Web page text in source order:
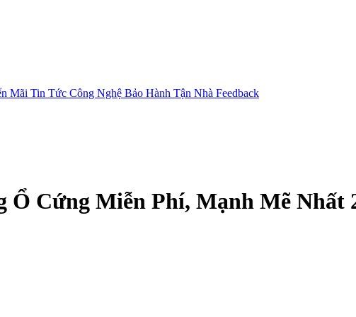
Mãi Tin Tức Công Nghệ Bảo Hành Tận Nhà Feedback
Ổ Cứng Miễn Phí, Mạnh Mẽ Nhất